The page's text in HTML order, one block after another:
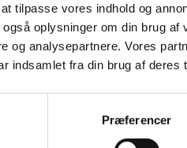
tilpasse vores indhold og
oplysninger om din brug
og analysepartnere. Vores
indsamlet fra din brug af deres
Præferencer
Der
Vi beklager ulejligheden.
fortsætter,